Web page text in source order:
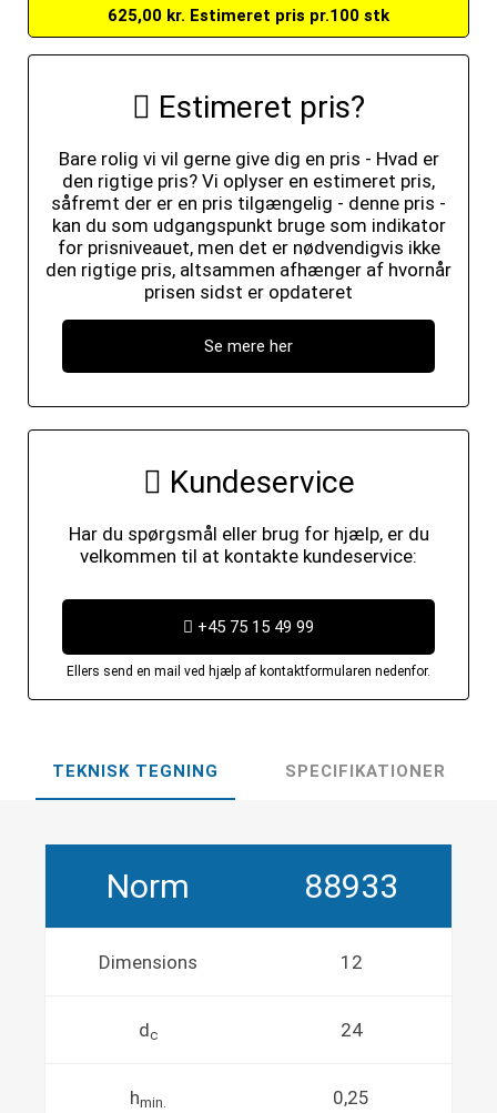
625,00 kr. Estimeret pris pr.100 stk
Estimeret pris?
Bare rolig vi vil gerne give dig en pris - Hvad er
den rigtige pris? Vi oplyser en estimeret pris,
såfremt der er en pris tilgængelig - denne pris -
kan du som udgangspunkt bruge som indikator
for prisniveauet, men det er nødvendigvis ikke
den rigtige pris, altsammen afhænger af hvornår
prisen sidst er opdateret
Se mere her
Kundeservice
Har du spørgsmål eller brug for hjælp, er du
velkommen til at kontakte kundeservice:
+45 75 15 49 99
Ellers send en mail ved hjælp af kontaktformularen nedenfor.
TEKNISK TEGNING SPECIFIKATIONER
Norm 88933
Dimensions 12
dc 24
hmin. 0,25